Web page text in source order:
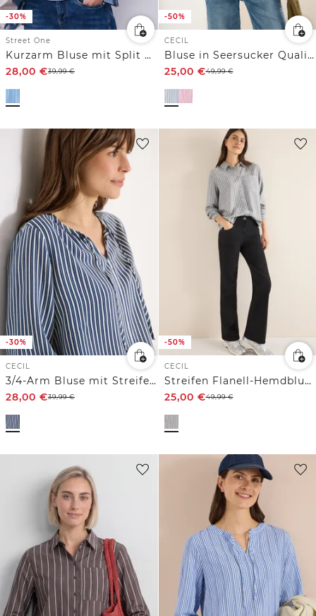
-30%
Street One
Kurzarm Bluse mit Split Neck und Streifen
28,00 €39,99€
-50%
CECIL
Bluse in Seersucker Qualität
25,00 €49,99€
-30%
CECIL
3/4-Arm Bluse mit Streifenmuster
28,00 €39,99€
-50%
CECIL
Streifen Flanell-Hemdbluse
25,00 €49,99€